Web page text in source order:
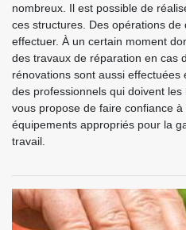
nombreux. Il est possible de
ces structures. Des opérations de
effectuer. À un certain moment
des travaux de réparation en cas
rénovations sont aussi
des professionnels qui doivent
vous propose de faire confiance
équipements appropriés pour la
travail.